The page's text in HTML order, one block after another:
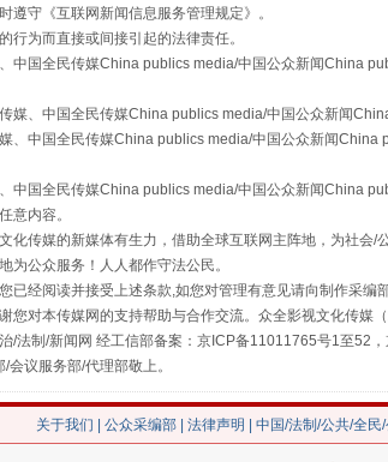
罪"
遵守《互联网新闻信息服务管理规定》。
行为而直接或间接引起的法律责任。
中国全民传媒China publics media/中国公众新闻China
媒、中国全民传媒China publics media/中国公众新闻
、中国全民传媒China publics media/中国公众新闻
中国全民传媒China publics media/中国公众新闻China
意内容。
化传媒的新媒体有生力，借助全球互联网主阵地，为社会
为公众服务！人人都作守法公民。
已经阅读并接受上述条款,如您对管理有意见请向制作采
您对本传媒网的支持帮助与合作交流。众全影视文化传媒
/法制/新闻网 经工信部备案：京ICP备11011765号1至52
议服务部/代理部敬上。
关于我们 公众采编部 法律声明 | 中国/法制/公共/全